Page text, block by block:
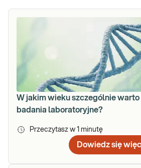
W jakim wieku szczególnie
badania laboratoryjne?
Przeczytasz w 1 minutę
Dowiedz się